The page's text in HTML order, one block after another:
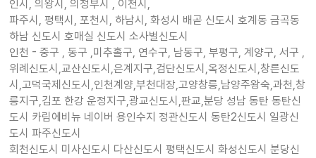
인시, 의왕시, 의정부시 , 이천시,
파주시, 평택시, 포천시, 하남시, 화성시 배곧 신도시 호계동 금곡동
하남 신도시 호매실 신도시 소사벌신도시
인천 - 중구 , 동구 ,미추홀구, 연수구, 남동구, 부평구, 계양구, 서구 ,
위례신도시,교산신도시,은계지구,검단신도시,옥정신도시,창른신도
시,고덕국제신도시,인천계양,부천대장,고양창릉,남양주왕숙,과천,창
릉지구,김포 한강 운정지구,광교신도시,판교,분당 성남 동탄 동탄신
도시 카림에비뉴 네이버 용인수지 정관신도시 동탄2신도시 일광신
도시 파주신도시
회천신도시 미사신도시 다산신도시 평택신도시 화성신도시 분당신